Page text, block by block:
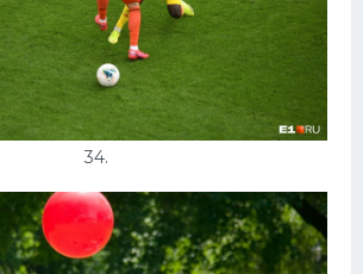
34.